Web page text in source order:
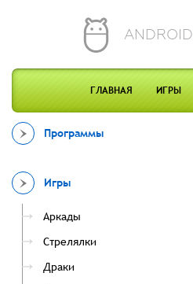
ANDROID
ГЛАВНАЯ ИГРЫ
Программы
Игры
Аркады
Стрелялки
Драки